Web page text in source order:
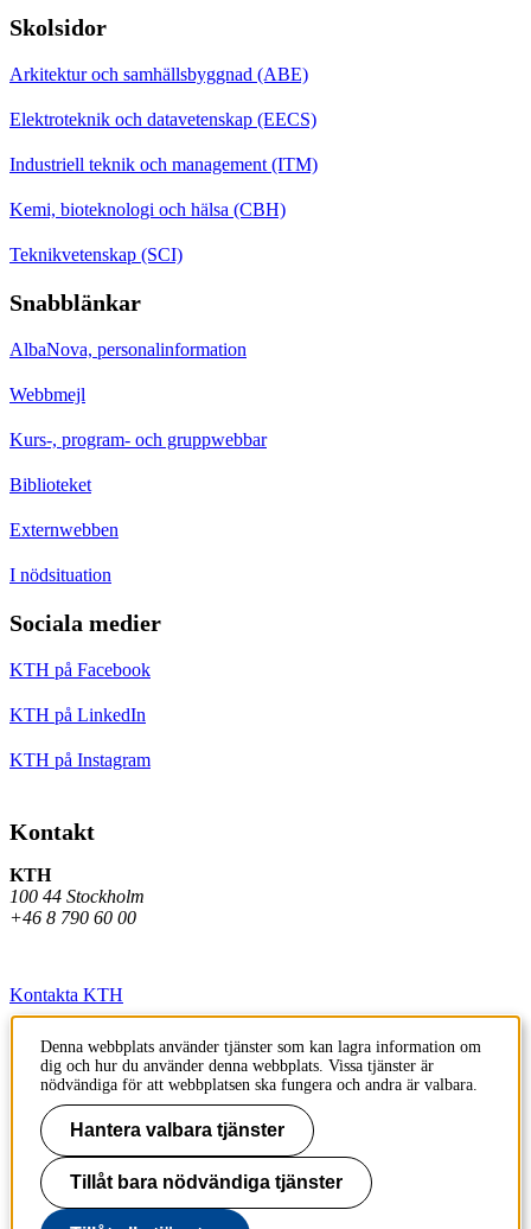
Skolsidor
Arkitektur och samhällsbyggnad (ABE)
Elektroteknik och datavetenskap (EECS)
Industriell teknik och management (ITM)
Kemi, bioteknologi och hälsa (CBH)
Teknikvetenskap (SCI)
Snabblänkar
AlbaNova, personalinformation
Webbmejl
Kurs-, program- och gruppwebbar
Biblioteket
Externwebben
I nödsituation
Sociala medier
KTH på Facebook
KTH på LinkedIn
KTH på Instagram
Kontakt
KTH
100 44 Stockholm
+46 8 790 60 00
Kontakta KTH
Jobba på KTH
Press och media
Faktura och betalning KTH
Om KTH:s webbplatser
Tillgänglighetsredogörelse
Denna webbplats använder tjänster som kan lagra information om
dig och hur du använder denna webbplats. Vissa tjänster är
nödvändiga för att webbplatsen ska fungera och andra är valbara.
Hantera valbara tjänster
Tillåt bara nödvändiga tjänster